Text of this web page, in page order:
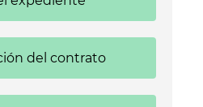
del contrato